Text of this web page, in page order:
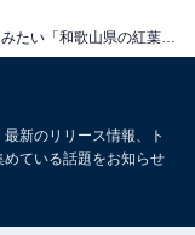
新のリリース情報、ト
ている話題をお知らせ